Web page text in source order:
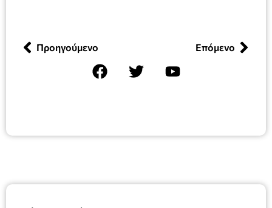
Προηγούμενο Επόμενο